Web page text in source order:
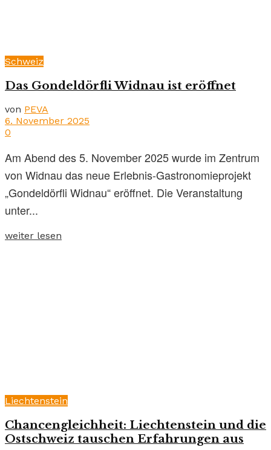
Schweiz
Das Gondeldörfli Widnau ist eröffnet
von PEVA
6. November 2025
0
Am Abend des 5. November 2025 wurde im Zentrum
von Widnau das neue Erlebnis-Gastronomie­projekt
„Gondeldörfli Widnau“ eröffnet. Die Veranstaltung
unter...
weiter lesen
Liechtenstein
Chancengleichheit: Liechtenstein und die
Ostschweiz tauschen Erfahrungen aus